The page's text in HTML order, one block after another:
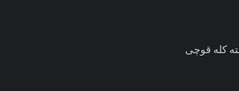
کله قوچی